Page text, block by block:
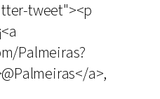
tweet"><p
Palmeiras?
a>,